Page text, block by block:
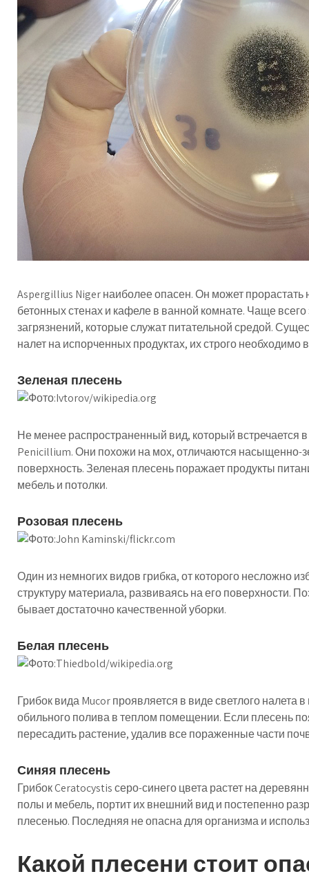
Aspergillius Niger наиболее опасен. Он может
бетонных стенах и кафеле в ванной комнате. Чаще всего
загрязнений, которые служат питательной средой.
налет на испорченных продуктах, их строго необходимо
Зеленая плесень
Не менее распространенный вид, который встречается
Penicillium. Они похожи на мох, отличаются
поверхность. Зеленая плесень поражает продукты
мебель и потолки.
Розовая плесень
Один из немногих видов грибка, от которого несложно
структуру материала, развиваясь на его поверхности.
бывает достаточно качественной уборки.
Белая плесень
Грибок вида Mucor проявляется в виде светлого налета
обильного полива в теплом помещении. Если плесень
пересадить растение, удалив все пораженные части
Синяя плесень
Грибок Ceratocystis серо-синего цвета растет на
полы и мебель, портит их внешний вид и постепенно
плесенью. Последняя не опасна для организма и
Какой плесени стоит